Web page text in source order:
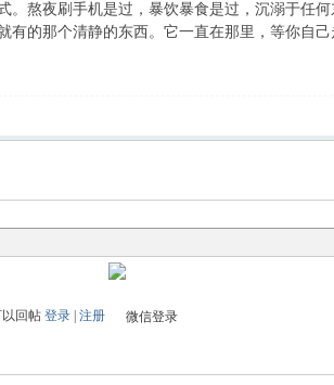
熬夜刷手机是过，暴饮暴食是过，沉溺于任
的那个清静的东西。它一直在那里，等你自己
以回帖登录 |注册